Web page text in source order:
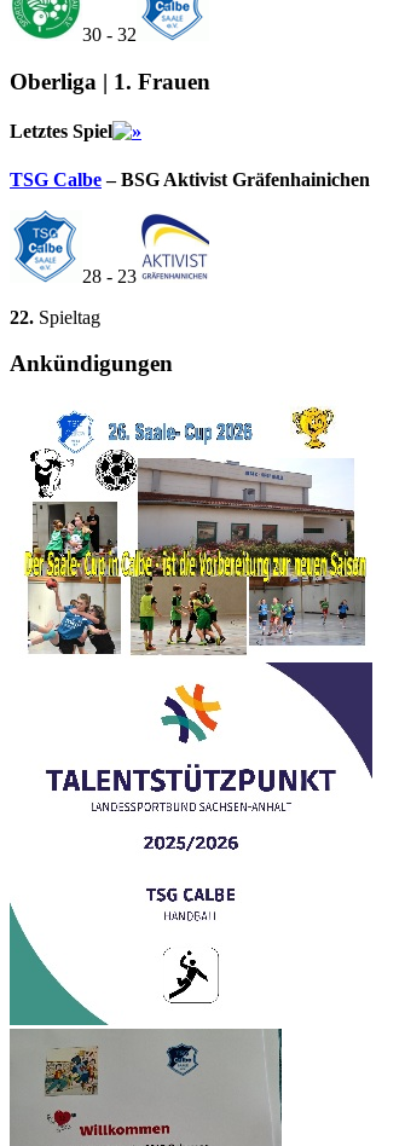
30 - 32
Oberliga | 1. Frauen
Letztes Spiel
TSG Calbe– BSG Aktivist Gräfenhainichen
28 - 23
22. Spieltag
Ankündigungen